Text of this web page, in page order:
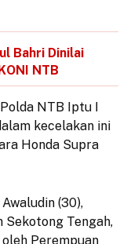
Bahri Dinilai
NTB
NTB Iptu I
kecelakan ini
Honda Supra
(30),
Sekotong Tengah,
Perempuan